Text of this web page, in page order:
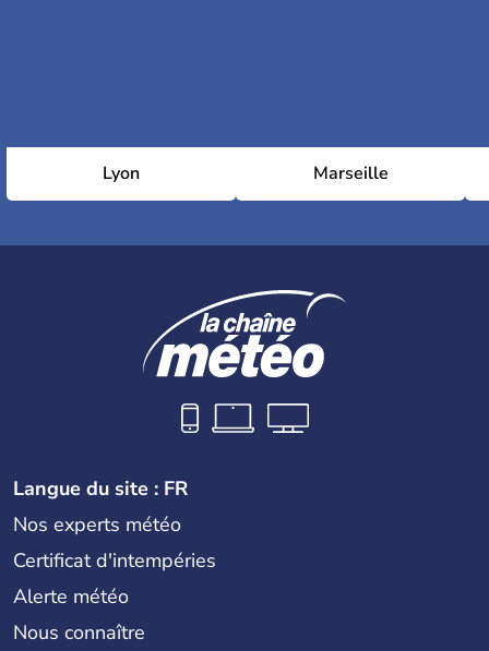
Lyon Marseille
Langue du site : FR
Nos experts météo
Certificat d'intempéries
Alerte météo
Nous connaître